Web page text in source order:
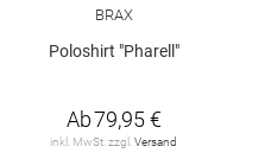
BRAX
Poloshirt "Pharell"
Ab79,95 €
inkl. MwSt. zzgl. Versand